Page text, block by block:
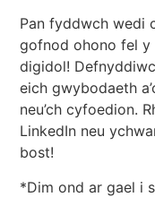
Pan fyddwch wedi
gofnod ohono fel y
digidol!
eich gwybodaeth
neu’ch cyfoedion.
LinkedIn neu
bost!
*Dim ond ar gael i